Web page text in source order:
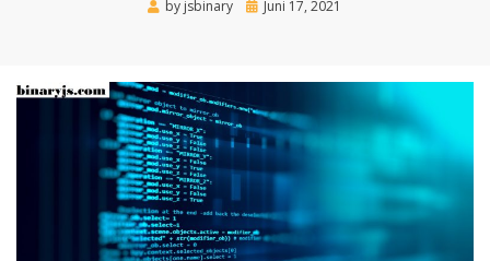
by jsbinary
PostedJuni 17, 2021